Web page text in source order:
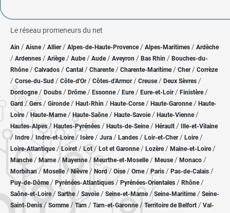
Le réseau promeneurs du net
Ain / Aisne/ Allier/ Alpes-de-Haute-Provence / Alpes-Maritimes / Ardèche
/ Ardennes / Ariège/ Aube/ Aude / Aveyron / Bas Rhin / Bouches-du-
Rhône/ Calvados / Cantal / Charente / Charente-Maritime/ Cher / Corrèze
/ Corse-du-Sud / Côte-d'Or / Côtes-d'Armor/ Creuse/ Deux Sèvres /
Dordogne/ Doubs / Drôme/ Essonne / Eure/ Eure-et-Loir / Finistère/
Gard/Gers / Gironde/ Haut-Rhin / Haute-Corse/ Haute-Garonne/ Haute-
Loire/Haute-Marne/ Haute-Saône/ Haute-Savoie/ Haute-Vienne/
Hautes-Alpes/ Hautes-Pyrénées / Hauts-de-Seine/ Hérault / Ille-et-Vilaine
/ Indre/ Indre-et-Loire/ Isère/ Jura / Landes / Loir-et-Cher/ Loire/
Loire-Atlantique/ Loiret / Lot/ Lot et Garonne/ Lozère / Maine-et-Loire/
Manche/ Marne/ Mayenne/ Meurthe-et-Moselle/ Meuse/ Monaco /
Morbihan/ Moselle/ Nièvre / Nord/ Oise / Orne/Paris / Pas-de-Calais /
Puy-de-Dôme/ Pyrénées-Atlantiques / Pyrénées-Orientales / Rhône/
Saône-et-Loire/ Sarthe/ Savoie/ Seine-et-Marne/ Seine-Maritime/ Seine-
Saint-Denis /Somme/ Tarn / Tarn-et-Garonne/Territoire de Belfort / Val-